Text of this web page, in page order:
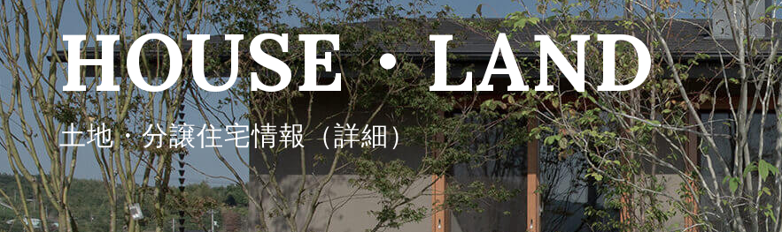
HOUSE・LAND
土地・分譲住宅情報（詳細）